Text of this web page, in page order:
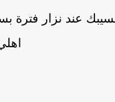
هسيبك عند نزار